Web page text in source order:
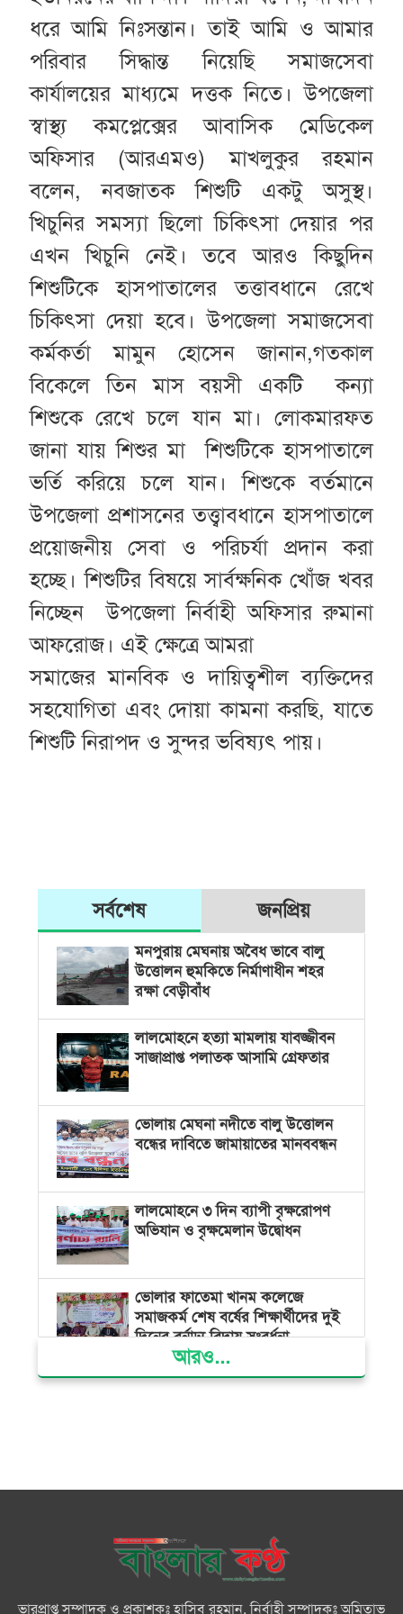
ধরে আমি নিঃসন্তান। তাই আমি ও আমার
পরিবার সিদ্ধান্ত নিয়েছি সমাজসেবা
কার্যালয়ের মাধ্যমে দত্তক নিতে। উপজেলা
স্বাস্থ্য কমপ্লেক্সের আবাসিক মেডিকেল
অফিসার (আরএমও) মাখলুকুর রহমান
বলেন, নবজাতক শিশুটি একটু অসুস্থ।
খিচুনির সমস্যা ছিলো চিকিৎসা দেয়ার পর
এখন খিচুনি নেই। তবে আরও কিছুদিন
শিশুটিকে হাসপাতালের তত্তাবধানে রেখে
চিকিৎসা দেয়া হবে। উপজেলা সমাজসেবা
কর্মকর্তা মামুন হোসেন জানান,গতকাল
বিকেলে তিন মাস বয়সী একটি কন্যা
শিশুকে রেখে চলে যান মা। লোকমারফত
জানা যায় শিশুর মা শিশুটিকে হাসপাতালে
ভর্তি করিয়ে চলে যান। শিশুকে বর্তমানে
উপজেলা প্রশাসনের তত্ত্বাবধানে হাসপাতালে
প্রয়োজনীয় সেবা ও পরিচর্যা প্রদান করা
হচ্ছে। শিশুটির বিষয়ে সার্বক্ষনিক খোঁজ খবর
নিচ্ছেন উপজেলা নির্বাহী অফিসার রুমানা
আফরোজ। এই ক্ষেত্রে আমরা
সমাজের মানবিক ও দায়িত্বশীল ব্যক্তিদের
সহযোগিতা এবং দোয়া কামনা করছি, যাতে
শিশুটি নিরাপদ ও সুন্দর ভবিষ্যৎ পায়।
সর্বশেষ জনপ্রিয়
মনপুরায় মেঘনায় অবৈধ ভাবে বালু
উত্তোলন হুমকিতে নির্মাণাধীন শহর
রক্ষা বেড়ীবাঁধ
লালমোহনে হত্যা মামলায় যাবজ্জীবন
সাজাপ্রাপ্ত পলাতক আসামি গ্রেফতার
ভোলায় মেঘনা নদীতে বালু উত্তোলন
বন্ধের দাবিতে জামায়াতের মানববন্ধন
লালমোহনে ৩ দিন ব্যাপী বৃক্ষরোপণ
অভিযান ও বৃক্ষমেলান উদ্বোধন
ভোলার ফাতেমা খানম কলেজে
সমাজকর্ম শেষ বর্ষের শিক্ষার্থীদের দুই
দিনের বর্নাঢ্য বিদায় সংবর্ধনা
বিভ্রান্তকারীদের ব্যাপারে সতর্ক থাকুন :
শক্তিশালী হবে দেশের ভবিষ্যৎ :
বিএনপির সকল ক্ষমতার উৎস জনগণ:
প্রধানমন্ত্রী
আরও...
ভারপ্রাপ্ত সম্পাদক ও প্রকাশকঃ হাসিব রহমান, নির্বাহী সম্পাদকঃ অমিতাভ